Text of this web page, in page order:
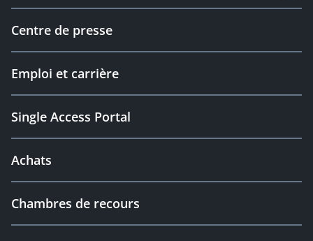
Centre de presse
Emploi et carrière
Single Access Portal
Achats
Chambres de recours